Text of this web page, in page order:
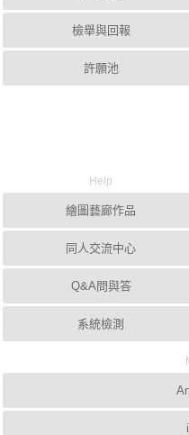
檢舉與回報
許願池
Help
繪圖藝廊作品
同人交流中心
Q&A問與答
系統檢測